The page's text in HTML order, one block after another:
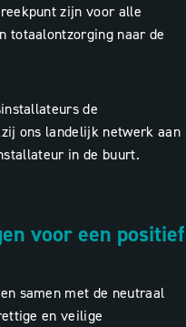
zijn voor alle
totaalontzorging naar de
de
ons landelijk netwerk aan
in de buurt.
voor een positief
samen met de neutraal
en veilige